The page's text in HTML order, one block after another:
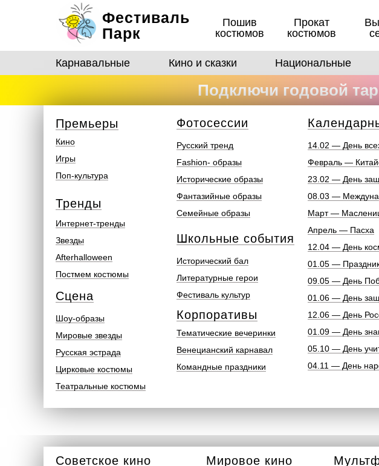
Фестиваль
Парк
Пошив
костюмов
Прокат
костюмов
Национальные
Кино и сказки
Карнавальные
Подключи годовой
Премьеры Фотосеcсии
Кино
Игры
Поп-культура
Тренды
Интернет-тренды
Звезды
Afterhalloween
Постмем костюмы
Сцена
Шоу-образы
Мировые звезды
Русская эстрада
Цирковые костюмы
Театральные костюмы
Русский тренд
Fashion- образы
Исторические образы
Фантазийные образы
Семейные образы
Школьные события
Исторический бал
Литературные герои
Фестиваль культур
Корпоративы
Тематические вечеринки
Венецианский карнавал
Командные праздники
14.02 — День
Февраль —
23.02 — День
08.03 —
Март —
Апрель — Пасха
12.04 — День
01.05 —
09.05 — День
01.06 — День
12.06 — День
01.09 — День
05.10 — День
04.11 — День
Советское кино Мировое кино